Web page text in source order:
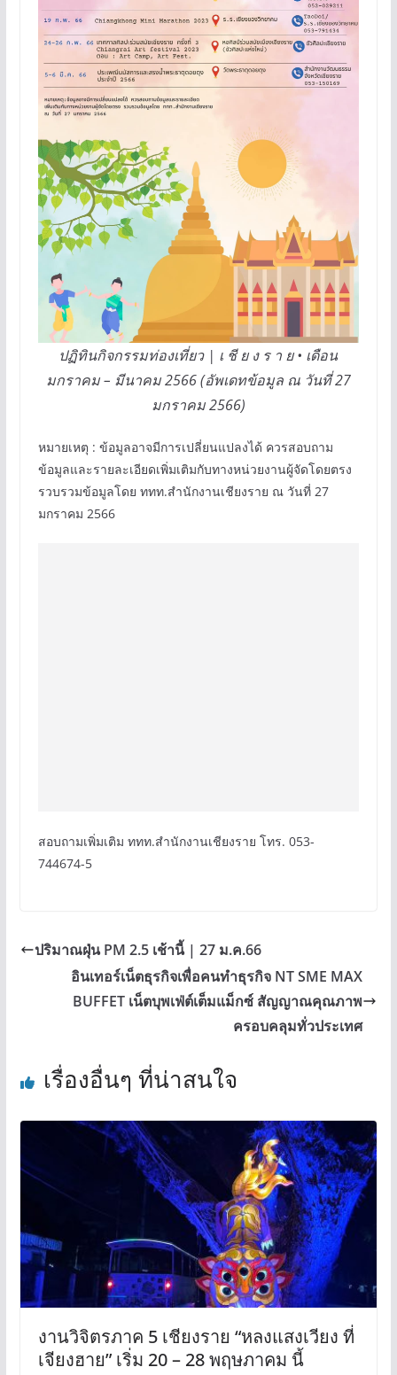
ปฏิทินกิจกรรมท่องเที่ยว | เ ชี ย ง ร า ย • เดือน
มกราคม – มีนาคม 2566 (อัพเดทข้อมูล ณ วันที่ 27
มกราคม 2566)
หมายเหตุ : ข้อมูลอาจมีการเปลี่ยนแปลงได้ ควรสอบถาม
ข้อมูลและรายละเอียดเพิ่มเติมกับทางหน่วยงานผู้จัดโดยตรง
รวบรวมข้อมูลโดย ททท.สำนักงานเชียงราย ณ วันที่ 27
มกราคม 2566
สอบถามเพิ่มเติม ททท.สำนักงานเชียงราย โทร. 053-
744674-5
ปริมาณฝุ่น PM 2.5 เช้านี้ | 27 ม.ค.66
อินเทอร์เน็ตธุรกิจเพื่อคนทำธุรกิจ NT SME MAX
BUFFET เน็ตบุพเฟ่ต์เต็มแม็กซ์ สัญญาณคุณภาพ
ครอบคลุมทั่วประเทศ
เรื่องอื่นๆ ที่น่าสนใจ
งานวิจิตรภาค 5 เชียงราย “หลงแสงเวียง ที่
เจียงฮาย” เริ่ม 20 – 28 พฤษภาคม นี้